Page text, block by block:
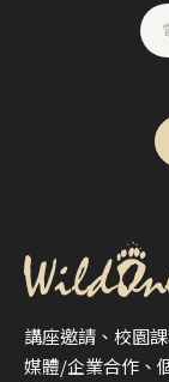
講座邀請、校園
媒體/企業合作、